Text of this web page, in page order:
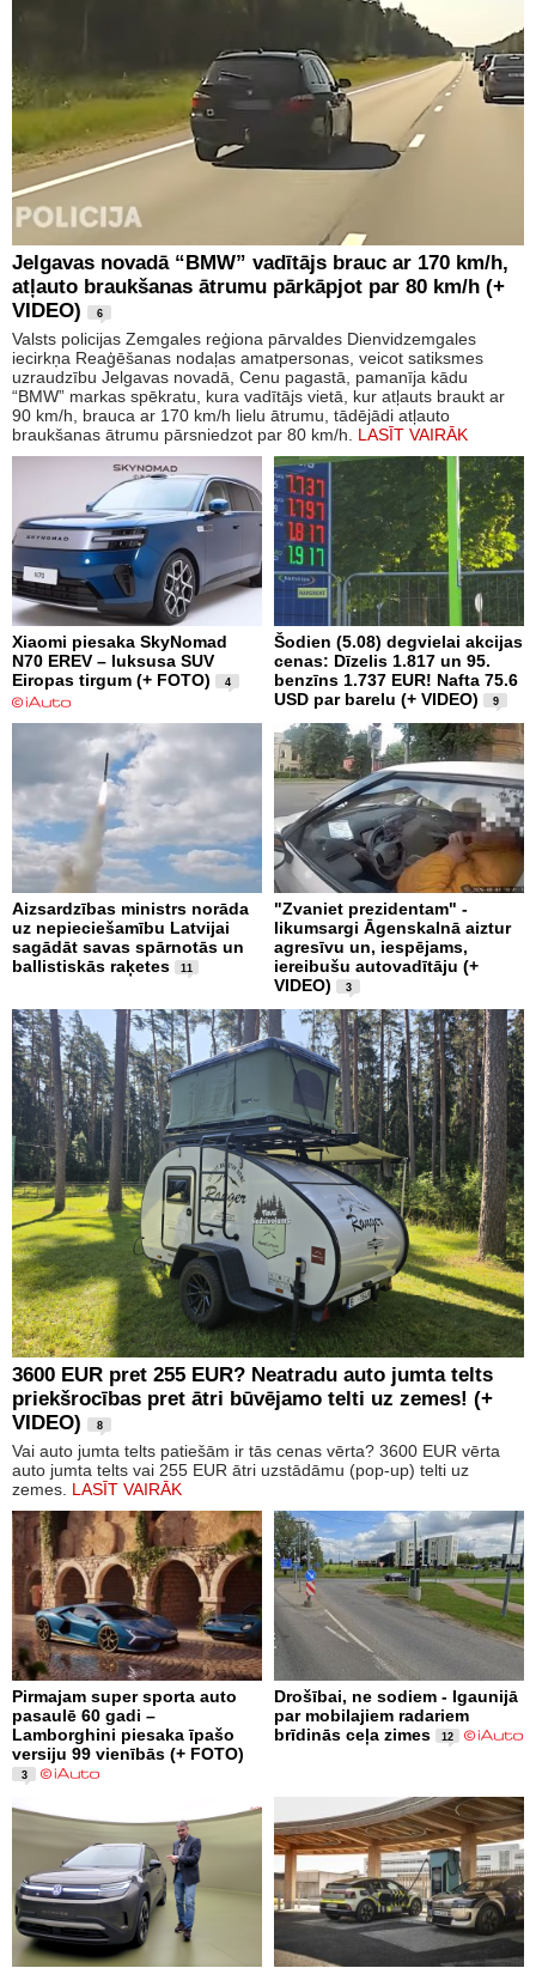
Jelgavas novadā “BMW” vadītājs brauc ar 170 km/h,
atļauto braukšanas ātrumu pārkāpjot par 80 km/h (+
VIDEO)
6
Valsts policijas Zemgales reģiona pārvaldes Dienvidzemgales
iecirkņa Reaģēšanas nodaļas amatpersonas, veicot satiksmes
uzraudzību Jelgavas novadā, Cenu pagastā, pamanīja kādu
“BMW” markas spēkratu, kura vadītājs vietā, kur atļauts braukt ar
90 km/h, brauca ar 170 km/h lielu ātrumu, tādējādi atļauto
braukšanas ātrumu pārsniedzot par 80 km/h. LASĪT VAIRĀK
Xiaomi piesaka SkyNomad
N70 EREV – luksusa SUV
Eiropas tirgum (+ FOTO)
4
Šodien (5.08) degvielai akcijas
cenas: Dīzelis 1.817 un 95.
benzīns 1.737 EUR! Nafta 75.6
USD par barelu (+ VIDEO)
9
Aizsardzības ministrs norāda
uz nepieciešamību Latvijai
sagādāt savas spārnotās un
ballistiskās raķetes
11
"Zvaniet prezidentam" -
likumsargi Āgenskalnā aiztur
agresīvu un, iespējams,
iereibušu autovadītāju (+
VIDEO)
3
3600 EUR pret 255 EUR? Neatradu auto jumta telts
priekšrocības pret ātri būvējamo telti uz zemes! (+
VIDEO)
8
Vai auto jumta telts patiešām ir tās cenas vērta? 3600 EUR vērta
auto jumta telts vai 255 EUR ātri uzstādāmu (pop-up) telti uz
zemes. LASĪT VAIRĀK
Pirmajam super sporta auto
pasaulē 60 gadi –
Lamborghini piesaka īpašo
versiju 99 vienībās (+ FOTO)
3
Drošībai, ne sodiem - Igaunijā
par mobilajiem radariem
brīdinās ceļa zimes
12